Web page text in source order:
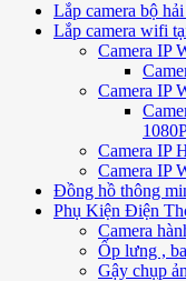
Lắp camera bộ
Lắp camera wifi
Camera IP
Camera IP
Camera IP
Camera IP
Đồng hồ thông
Phụ Kiện Điện
Camera
Ốp lưng ,
Gậy chụp